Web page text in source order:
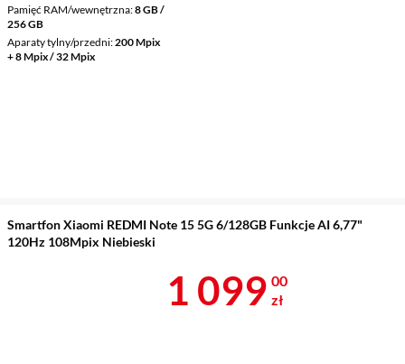
Pamięć RAM/wewnętrzna 8 GB /
256 GB
Aparaty tylny/przedni 200 Mpix
+ 8 Mpix / 32 Mpix
Smartfon Xiaomi REDMI Note 15 5G 6/128GB Funkcje AI 6,77"
120Hz 108Mpix Niebieski
Cena 1 099 zł
1 099 00
zł